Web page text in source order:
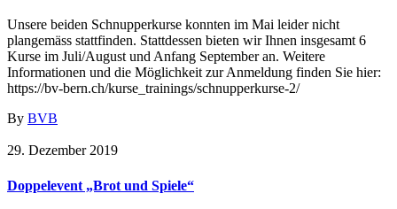
Unsere beiden Schnupperkurse konnten im Mai leider nicht
plangemäss stattfinden. Stattdessen bieten wir Ihnen insgesamt 6
Kurse im Juli/August und Anfang September an. Weitere
Informationen und die Möglichkeit zur Anmeldung finden Sie hier:
https://bv-bern.ch/kurse_trainings/schnupperkurse-2/
By BVB
29. Dezember 2019
Doppelevent „Brot und Spiele“